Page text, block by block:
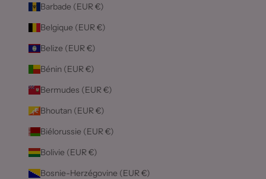
Barbade (EUR €)
Belgique (EUR €)
Belize (EUR €)
Bénin (EUR €)
Bermudes (EUR €)
Bhoutan (EUR €)
Biélorussie (EUR €)
Bolivie (EUR €)
Bosnie-Herzégovine (EUR €)